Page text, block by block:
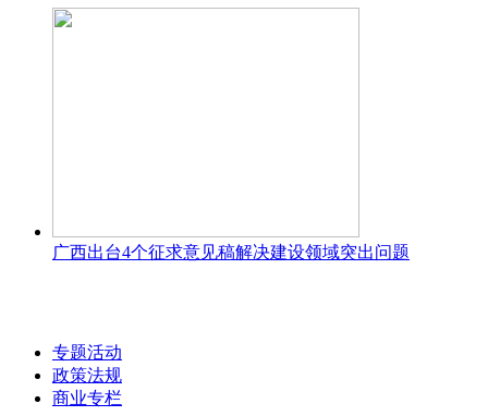
广西出台4个征求意见稿解决建设领域突出问题
专题活动
政策法规
商业专栏